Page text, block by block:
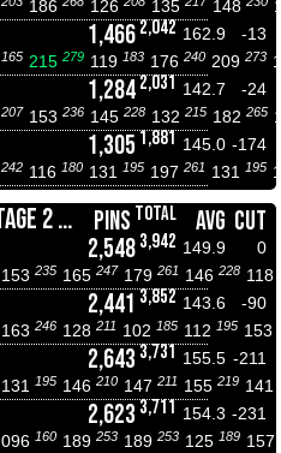
186 126 135 148
1,4662,042 162.9 -13
165 215 279 119 183 176 240 209 273
1,2842,031 142.7 -24
207 153 236 145 228 132 215 182 265
1,305 1,881 145.0 -174
242 116 180 131 195 197 261 131 195
UNDER 21 GRADED (MALE) (STAGE 2 ROLL OFFS) PINS TOTAL AVG CUT
2,548 3,942 149.9 0
153 235 165 247 179 261 146 228 118
2,441 3,852 143.6 -90
163 246 128 211 102 185 112 195 153
2,643 3,731 155.5 -211
131 195 146 210 147 211 155 219 141
2,623 3,711 154.3 -231
096 160 189 253 189 253 125 189 157